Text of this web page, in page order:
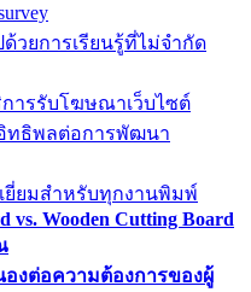
วยการเรียนรู้ที่ไม่จำกัด
ารรับโฆษณาเว็บไซต์
อิทธิพลต่อการพัฒนา
ยี่ยมสำหรับทุกงานพิมพ์
vs. Wooden Cutting Board
งต่อความต้องการของผู้